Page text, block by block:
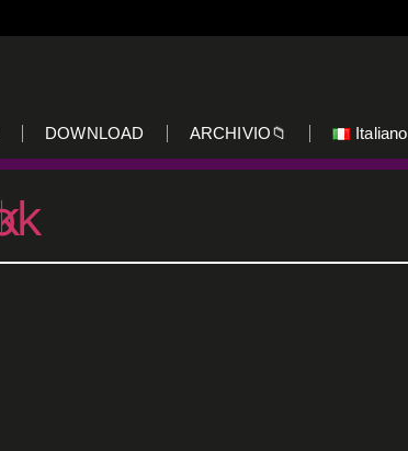
DOWNLOAD ARCHIVIO📁 Italiano